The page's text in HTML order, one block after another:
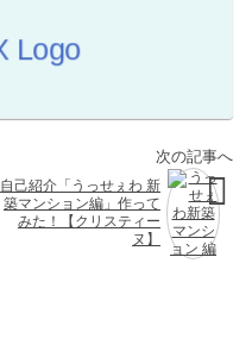
自己紹介「うっせぇわ 新
築マンション編」作って
みた！【クリスティー
ヌ】